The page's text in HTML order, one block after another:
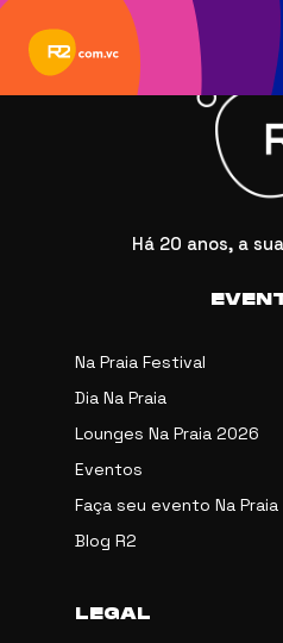
Há 20 anos, a
Na Praia Festival
Dia Na Praia
Lounges Na Praia 2026
Eventos
Faça seu evento Na Praia
Blog R2
LEGAL